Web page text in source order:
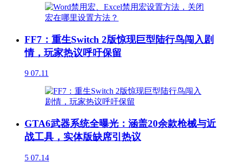
FF7：重生Switch 2版惊现巨型陆行鸟闯入剧
情，玩家热议呼吁保留
9 07.11
GTA6武器系统全曝光：涵盖20余款枪械与近
战工具，实体版缺席引热议
5 07.14